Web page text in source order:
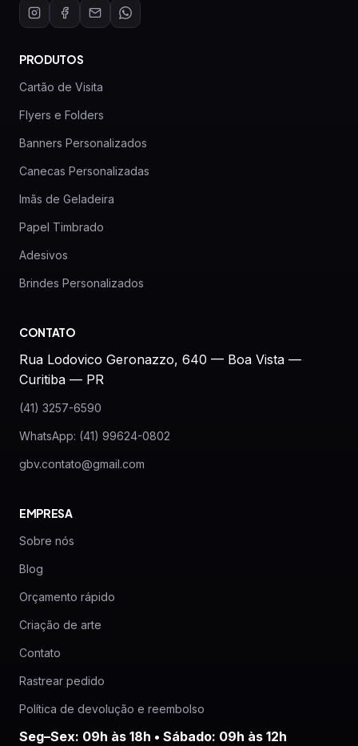
PRODUTOS
Cartão de Visita
Flyers e Folders
Banners Personalizados
Canecas Personalizadas
Imãs de Geladeira
Papel Timbrado
Adesivos
Brindes Personalizados
CONTATO
Rua Lodovico Geronazzo, 640 — Boa Vista —
Curitiba — PR
(41) 3257-6590
WhatsApp: (41) 99624-0802
gbv.contato@gmail.com
EMPRESA
Sobre nós
Blog
Orçamento rápido
Criação de arte
Contato
Rastrear pedido
Política de devolução e reembolso
Seg–Sex: 09h às 18h • Sábado: 09h às 12h